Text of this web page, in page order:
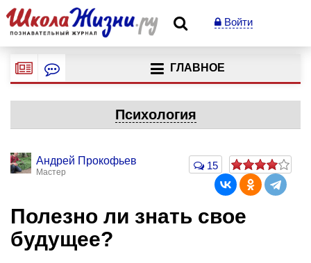
Войти
ГЛАВНОЕ
Психология
Андрей Прокофьев
Мастер
15
Полезно ли знать свое
будущее?